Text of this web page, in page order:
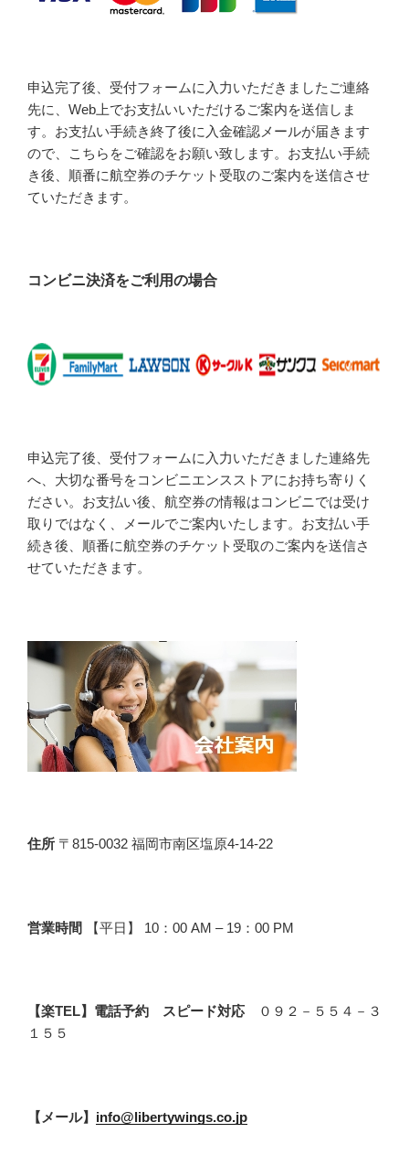
申込完了後、受付フォームに入力いただきましたご連絡
先に、Web上でお支払いいただけるご案内を送信しま
す。お支払い手続き終了後に入金確認メールが届きます
ので、こちらをご確認をお願い致します。お支払い手続
き後、順番に航空券のチケット受取のご案内を送信させ
ていただきます。
コンビニ決済をご利用の場合
申込完了後、受付フォームに入力いただきました連絡先
へ、大切な番号をコンビニエンスストアにお持ち寄りく
ださい。お支払い後、航空券の情報はコンビニでは受け
取りではなく、メールでご案内いたします。お支払い手
続き後、順番に航空券のチケット受取のご案内を送信さ
せていただきます。
住所 〒815-0032 福岡市南区塩原4-14-22
営業時間 【平日】 10：00 AM – 19：00 PM
【楽TEL】電話予約 スピード対応
０９２－５５４－３
１５５
【メール】 info@libertywings.co.jp